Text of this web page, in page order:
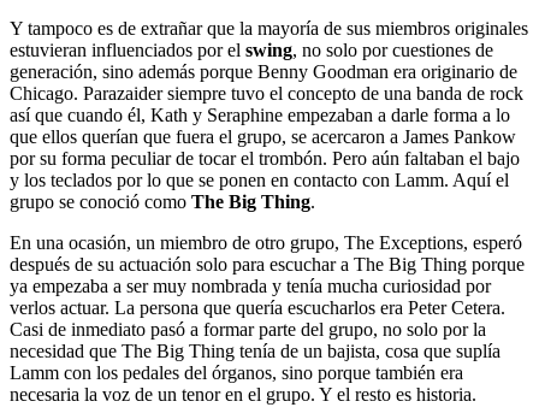
Y tampoco es de extrañar que la mayoría de sus miembros originales
estuvieran influenciados por el swing, no solo por cuestiones de
generación, sino además porque Benny Goodman era originario de
Chicago. Parazaider siempre tuvo el concepto de una banda de rock
así que cuando él, Kath y Seraphine empezaban a darle forma a lo
que ellos querían que fuera el grupo, se acercaron a James Pankow
por su forma peculiar de tocar el trombón. Pero aún faltaban el bajo
y los teclados por lo que se ponen en contacto con Lamm. Aquí el
grupo se conoció como The Big Thing.
En una ocasión, un miembro de otro grupo, The Exceptions, esperó
después de su actuación solo para escuchar a The Big Thing porque
ya empezaba a ser muy nombrada y tenía mucha curiosidad por
verlos actuar. La persona que quería escucharlos era Peter Cetera.
Casi de inmediato pasó a formar parte del grupo, no solo por la
necesidad que The Big Thing tenía de un bajista, cosa que suplía
Lamm con los pedales del órganos, sino porque también era
necesaria la voz de un tenor en el grupo. Y el resto es historia.